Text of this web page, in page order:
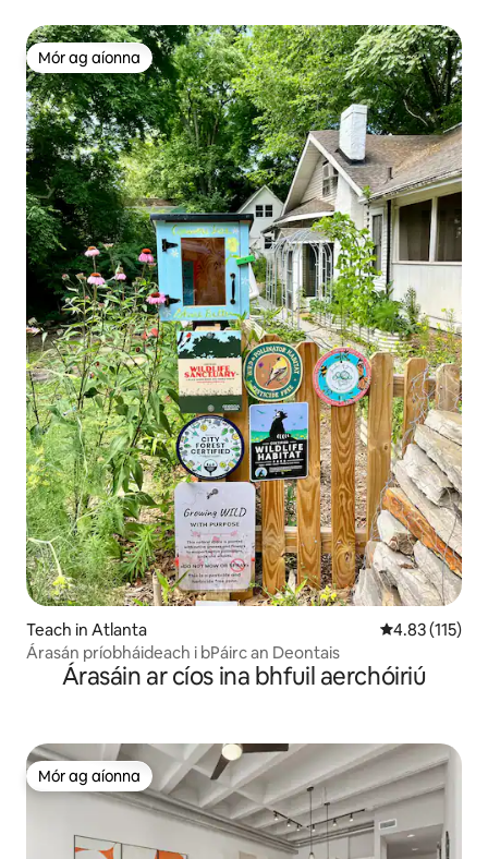
Mór ag aíonna
Mór ag aíonna
Teach in Atlanta Meánrátáil
4.83 (115)
Árasán príobháideach i bPáirc an Deontais
Árasáin ar cíos ina bhfuil aerchóiriú
Mór ag aíonna
Mór ag aíonna